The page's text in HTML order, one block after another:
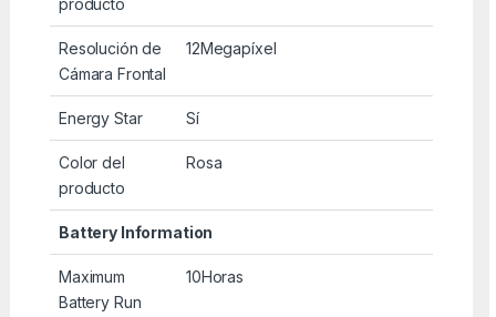
producto
Resolución de
Cámara Frontal
12Megapíxel
Energy Star Sí
Color del
producto
Rosa
Battery Information
Maximum
Battery Run
10Horas